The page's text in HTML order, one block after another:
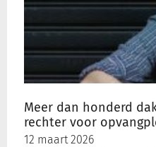
Meer dan honderd
rechter voor
12 maart 2026
honderd
2025
rechter
voor
opvangplek